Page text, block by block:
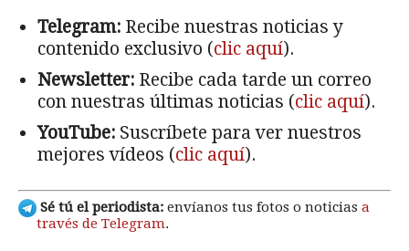
Telegram: Recibe nuestras noticias y
contenido exclusivo (clic aquí).
Newsletter: Recibe cada tarde un correo
con nuestras últimas noticias (clic aquí).
YouTube: Suscríbete para ver nuestros
mejores vídeos (clic aquí).
Sé tú el periodista: envíanos tus fotos o noticias a
través de Telegram.